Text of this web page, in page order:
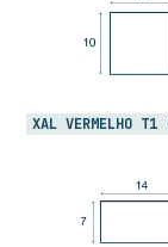
XAL VERMELHO